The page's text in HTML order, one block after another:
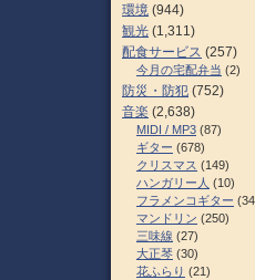
環境 (944)
観光 (1,311)
配食サービス (257)
今月の宅配弁当 (2)
防災・防犯 (752)
音楽 (2,638)
MIDI / MP3 (87)
ギター (678)
クリスマス (149)
ハンガリー人 (10)
フラメンコギター
マンドリン (250)
三味線 (27)
大正琴 (30)
花ふらり (21)